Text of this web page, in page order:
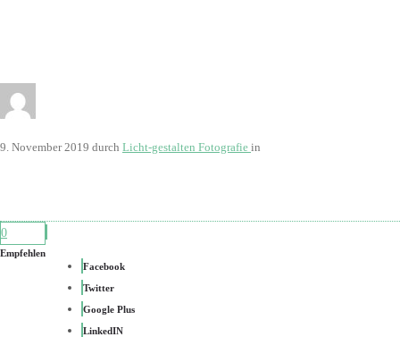
9. November 2019 durch Licht-gestalten Fotografie in
0
Empfehlen
Facebook
Twitter
Google Plus
LinkedIN